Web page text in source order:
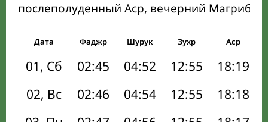
послеполуденный Аср, вечерний Магриб
Дата Фаджр Шурук Зухр Аср
01, Сб 02:45 04:52 12:55 18:19
02, Вс
02:46 04:54 12:55 18:18